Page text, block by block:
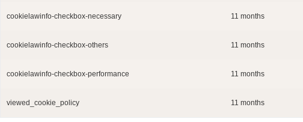
cookielawinfo-checkbox-necessary 11 months
cookielawinfo-checkbox-others 11 months
cookielawinfo-checkbox-performance 11 months
viewed_cookie_policy 11 months